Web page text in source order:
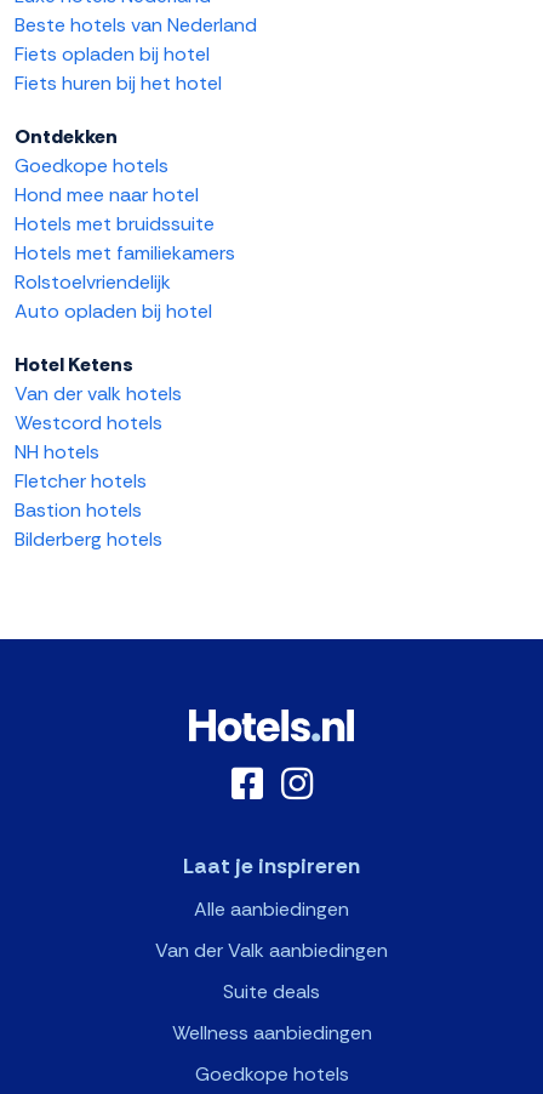
Beste hotels van Nederland
Fiets opladen bij hotel
Fiets huren bij het hotel
Ontdekken
Goedkope hotels
Hond mee naar hotel
Hotels met bruidssuite
Hotels met familiekamers
Rolstoelvriendelijk
Auto opladen bij hotel
Hotel Ketens
Van der valk hotels
Westcord hotels
NH hotels
Fletcher hotels
Bastion hotels
Bilderberg hotels
Laat je inspireren
Alle aanbiedingen
Van der Valk aanbiedingen
Suite deals
Wellness aanbiedingen
Goedkope hotels